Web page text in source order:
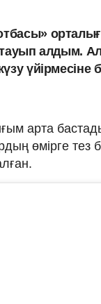
алдым.
үйірмесіне
арта
өмірге тез